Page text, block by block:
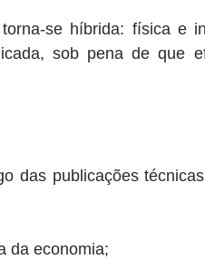
se híbrida: física e
sob pena de que
das publicações
da economia;